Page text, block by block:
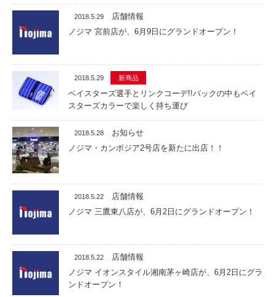
2018.5.29
店舗情報
ノジマ 宮前店が、6月9日にグランドオープン！
2018.5.29 新商品
ベイスターズ選手とリンクコーデ!!バックの中もベイ
スターズカラーで楽しく持ち運び
2018.5.28
お知らせ
ノジマ・カンボジア2号店を新たに出店！！
2018.5.22
店舗情報
ノジマ 三鷹東八店が、6月2日にグランドオープン！
2018.5.22
店舗情報
ノジマ イオンスタイル湘南茅ヶ崎店が、6月2日にグラ
ンドオープン！